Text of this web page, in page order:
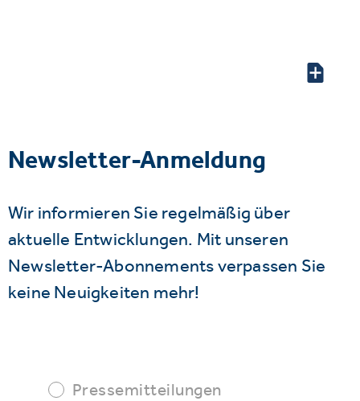
Newsletter-Anmeldung
Wir informieren Sie regelmäßig über
aktuelle Entwicklungen. Mit unseren
Newsletter-Abonnements verpassen Sie
keine Neuigkeiten mehr!
Pressemitteilungen